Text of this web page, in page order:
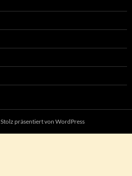
Stolz präsentiert von WordPress